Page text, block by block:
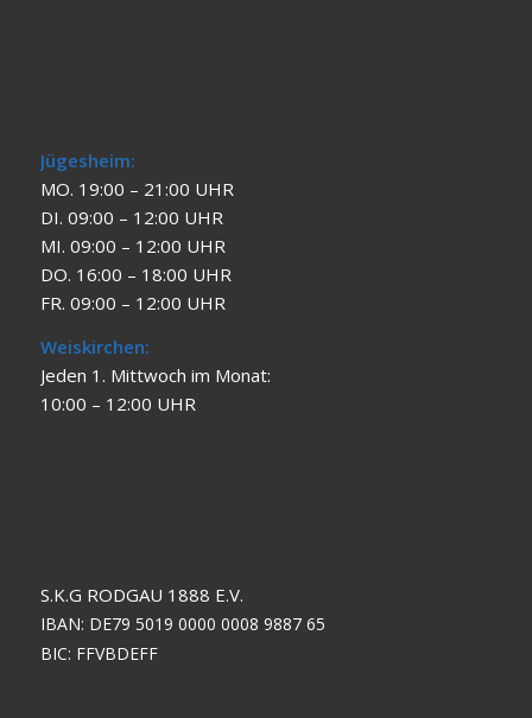
Jügesheim:
MO. 19:00 – 21:00 UHR
DI. 09:00 – 12:00 UHR
MI. 09:00 – 12:00 UHR
DO. 16:00 – 18:00 UHR
FR. 09:00 – 12:00 UHR
Weiskirchen:
Jeden 1. Mittwoch im Monat:
10:00 – 12:00 UHR
S.K.G RODGAU 1888 E.V.
IBAN: DE79 5019 0000 0008 9887 65
BIC: FFVBDEFF